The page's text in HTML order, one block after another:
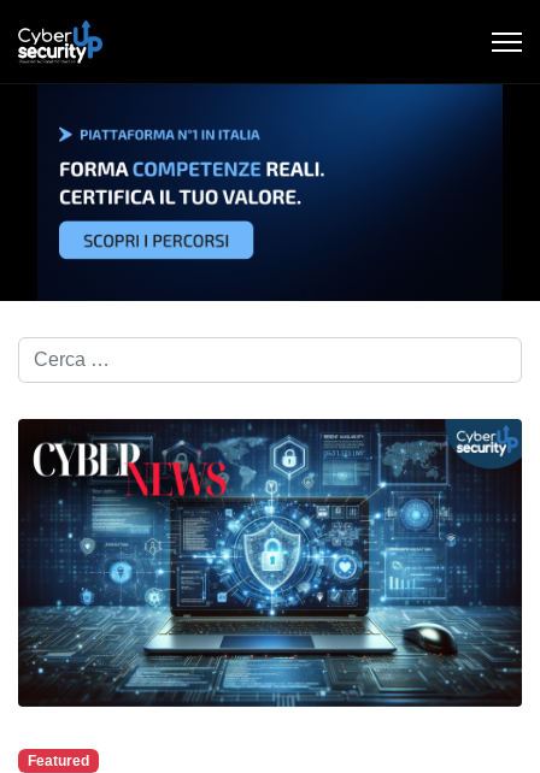
Cerca nel blog...
Featured